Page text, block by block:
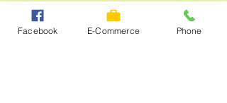
Facebook E-Commerce Phone